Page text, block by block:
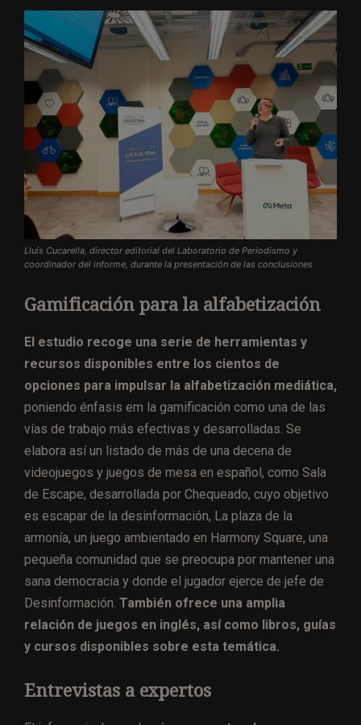
Lluís Cucarella, director editorial del Laboratorio de Periodismo y
coordinador del informe, durante la presentación de las conclusiones
Gamificación para la alfabetización
El estudio recoge una serie de herramientas y
recursos disponibles entre los cientos de
opciones para impulsar la alfabetización mediática,
poniendo énfasis em la gamificación como una de las
vías de trabajo más efectivas y desarrolladas. Se
elabora así un listado de más de una decena de
videojuegos y juegos de mesa en español, como Sala
de Escape, desarrollada por Chequeado, cuyo objetivo
es escapar de la desinformación, La plaza de la
armonía, un juego ambientado en Harmony Square, una
pequeña comunidad que se preocupa por mantener una
sana democracia y donde el jugador ejerce de jefe de
Desinformación. También ofrece una amplia
relación de juegos en inglés, así como libros, guías
y cursos disponibles sobre esta temática.
Entrevistas a expertos